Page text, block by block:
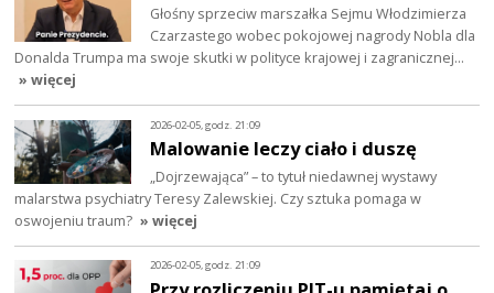
Głośny sprzeciw marszałka Sejmu Włodzimierza
Czarzastego wobec pokojowej nagrody Nobla dla
Donalda Trumpa ma swoje skutki w polityce krajowej i zagranicznej…
» więcej
2026-02-05, godz. 21:09
Malowanie leczy ciało i duszę
„Dojrzewająca” – to tytuł niedawnej wystawy
malarstwa psychiatry Teresy Zalewskiej. Czy sztuka pomaga w
oswojeniu traum? » więcej
2026-02-05, godz. 21:09